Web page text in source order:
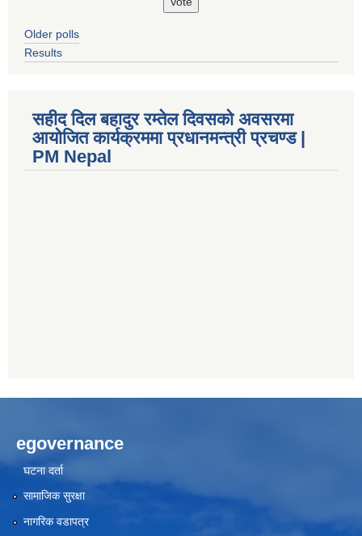
Older polls
Results
सहीद दिल बहादुर रम्तेल दिवसको अवसरमा
आयोजित कार्यक्रममा प्रधानमन्त्री प्रचण्ड |
PM Nepal
egovernance
घटना दर्ता
सामाजिक सुरक्षा
नागरिक वडापत्र